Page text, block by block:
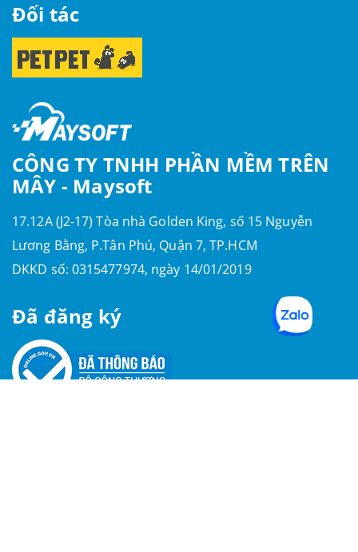
Đối tác
CÔNG TY TNHH PHẦN MỀM TRÊN
MÂY - Maysoft
17.12A (J2-17) Tòa nhà Golden King, số 15 Nguyễn
Lương Bằng, P.Tân Phú, Quận 7, TP.HCM
DKKD số: 0315477974, ngày 14/01/2019
Đã đăng ký